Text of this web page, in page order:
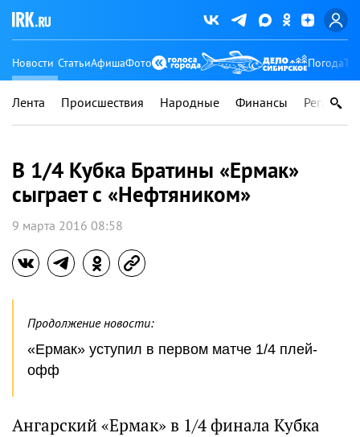
Новости СтатьиАфишаФото Погода
Лента Происшествия Народные Финансы Регионы
В 1/4 Кубка Братины «Ермак»
сыграет с «Нефтяником»
9 марта 2016 08:58
Продолжение новости:
«Ермак» уступил в первом матче 1/4 плей-
офф
Ангарский «Ермак» в 1/4 финала Кубка